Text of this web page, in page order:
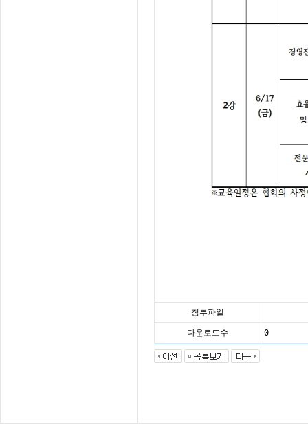
첨부파일
다운로드수 0